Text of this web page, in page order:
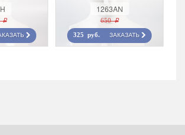
r
1263AN
650 r
325 руб. ЗАКАЗАТЬ